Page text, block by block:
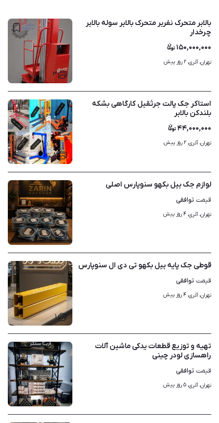
۳
بالابر متحرک نفربر متحرک بالابر سوله بالابر
چرخدار
۱۵۰,۰۰۰,۰۰۰
تهران، آذری، ۲ روز پیش
۸
استاکر جک پالت جرثقیل کارگاهی بشکه
بلندکن بالابر
۴۴,۰۰۰,۰۰۰
تهران، آذری، ۲ روز پیش
۱
لوازم جک بیل بکهو سنوپارس اصلی
قیمت توافقی
تهران، آذری، ۴ روز پیش
۱
قوطی جک پایه بیل بکهو تی دی ال سنوپارس
قیمت توافقی
تهران، آذری، ۴ روز پیش
۸
تهیه و توزیع قطعات یدکی ماشین آلات
راهسازی لودر چینی
قیمت توافقی
تهران، آذری، ۵ روز پیش